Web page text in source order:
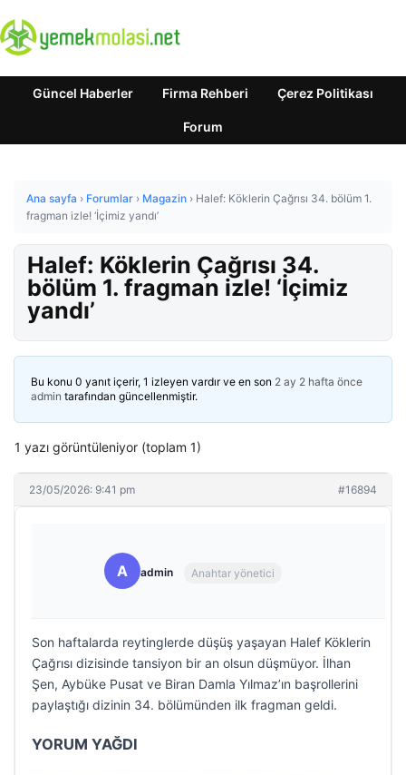
Güncel Haberler Firma Rehberi Çerez Politikası
Forum
Ana sayfa › Forumlar › Magazin › Halef: Köklerin Çağrısı 34. bölüm 1.
fragman izle! ‘İçimiz yandı’
Halef: Köklerin Çağrısı 34.
bölüm 1. fragman izle! ‘İçimiz
yandı’
Bu konu 0 yanıt içerir, 1 izleyen vardır ve en son 2 ay 2 hafta önce
admin tarafından güncellenmiştir.
1 yazı görüntüleniyor (toplam 1)
23/05/2026: 9:41 pm #16894
A admin Anahtar yönetici
Son haftalarda reytinglerde düşüş yaşayan Halef Köklerin
Çağrısı dizisinde tansiyon bir an olsun düşmüyor. İlhan
Şen, Aybüke Pusat ve Biran Damla Yılmaz’ın başrollerini
paylaştığı dizinin 34. bölümünden ilk fragman geldi.
YORUM YAĞDI